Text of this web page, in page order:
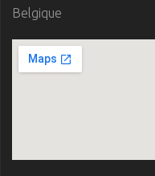
Belgique